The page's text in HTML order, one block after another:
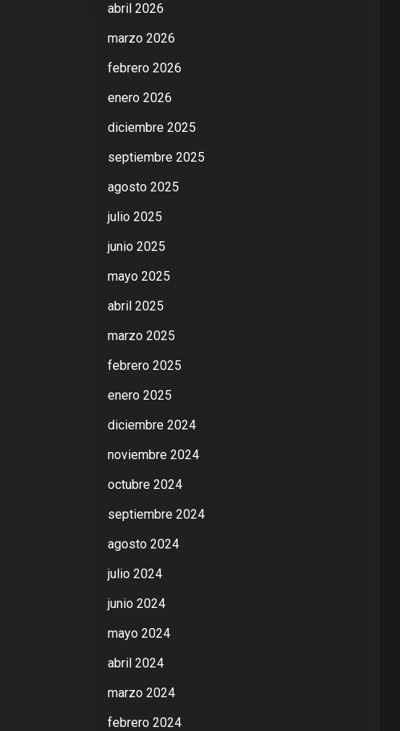
abril 2026
marzo 2026
febrero 2026
enero 2026
diciembre 2025
septiembre 2025
agosto 2025
julio 2025
junio 2025
mayo 2025
abril 2025
marzo 2025
febrero 2025
enero 2025
diciembre 2024
noviembre 2024
octubre 2024
septiembre 2024
agosto 2024
julio 2024
junio 2024
mayo 2024
abril 2024
marzo 2024
febrero 2024